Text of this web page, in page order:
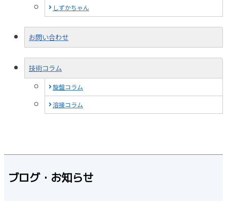
しずかちゃん
お問い合わせ
技術コラム
旋盤コラム
溶接コラム
ブログ・お知らせ